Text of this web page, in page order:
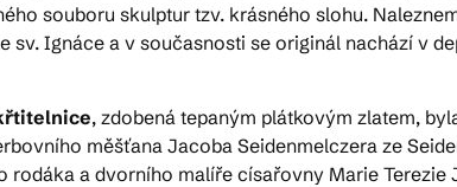
souboru skulptur tzv. krásného slohu.
Ignáce a v současnosti se originál nachází v
, zdobená tepaným plátkovým zlatem,
měšťana Jacoba Seidenmelczera ze
rodáka a dvorního malíře císařovny Marie Terezie